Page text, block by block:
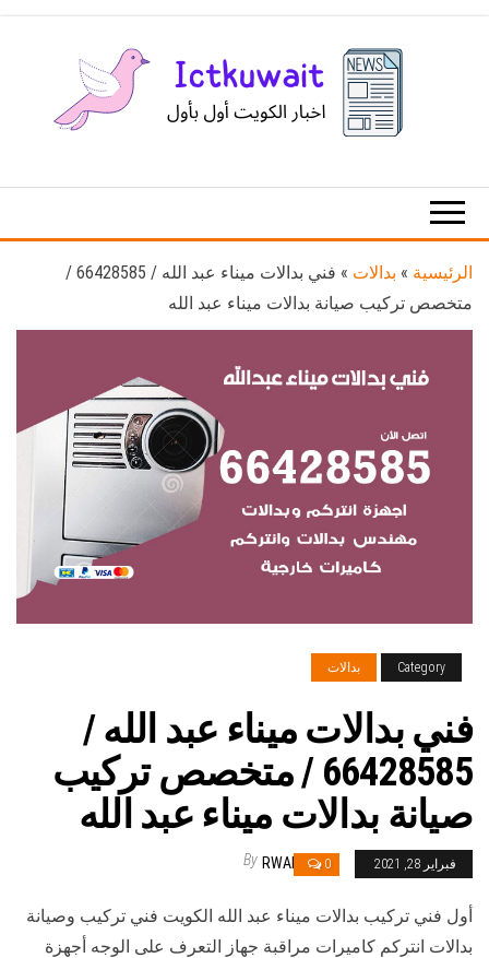
الكويت
الرئيسية » بدالات »
فني بدالات ميناء عبد الله / 66428585 /
متخصص تركيب صيانة بدالات ميناء عبد الله
Category بدالات
فني بدالات ميناء عبد الله /
66428585 / متخصص تركيب
صيانة بدالات ميناء عبد الله
فبراير 28, 2021 0
By RWAN
أول فني تركيب بدالات ميناء عبد الله الكويت فني تركيب وصيانة
بدالات انتركم كاميرات مراقبة جهاز التعرف على الوجه أجهزة